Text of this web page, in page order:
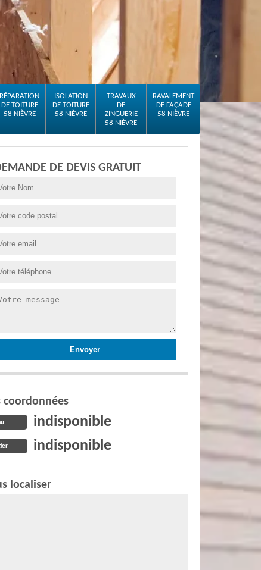
RÉPARATION
DE TOITURE
58 NIÈVRE
ISOLATION
DE TOITURE
58 NIÈVRE
TRAVAUX
DE
ZINGUERIE
58 NIÈVRE
RAVALEMENT
DE FAÇADE
58 NIÈVRE
DE DEVIS GRATUIT
coordonnées
indisponible
indisponible
localiser